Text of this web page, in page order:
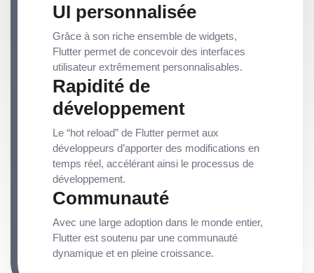
UI personnalisée
Grâce à son riche ensemble de widgets,
Flutter permet de concevoir des interfaces
utilisateur extrêmement personnalisables.
Rapidité de
développement
Le “hot reload” de Flutter permet aux
développeurs d’apporter des modifications en
temps réel, accélérant ainsi le processus de
développement.
Communauté
Avec une large adoption dans le monde entier,
Flutter est soutenu par une communauté
dynamique et en pleine croissance.